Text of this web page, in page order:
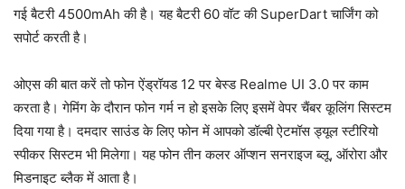
गई बैटरी 4500mAh की है। यह बैटरी 60 वॉट की SuperDart चार्जिंग को
सपोर्ट करती है।
ओएस की बात करें तो फोन ऐंड्रॉयड 12 पर बेस्ड Realme UI 3.0 पर काम
करता है। गेमिंग के दौरान फोन गर्म न हो इसके लिए इसमें वेपर चैंबर कूलिंग सिस्टम
दिया गया है। दमदार साउंड के लिए फोन में आपको डॉल्बी ऐटमॉस ड्यूल स्टीरियो
स्पीकर सिस्टम भी मिलेगा। यह फोन तीन कलर ऑप्शन सनराइज ब्लू, ऑरोरा और
मिडनाइट ब्लैक में आता है।